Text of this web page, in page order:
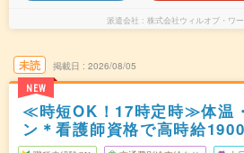
派遣会社 株式会社ウィルオブ・ワ
未読
NEW
掲載日 2026/08/05
≪時短OK！17時定時≫体温
ン＊看護師資格で高時給1900